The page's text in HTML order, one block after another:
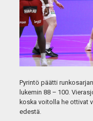
Pyrintö päätti
lukemin 88 – 100.
koska voitolla he ottivat
edestä.